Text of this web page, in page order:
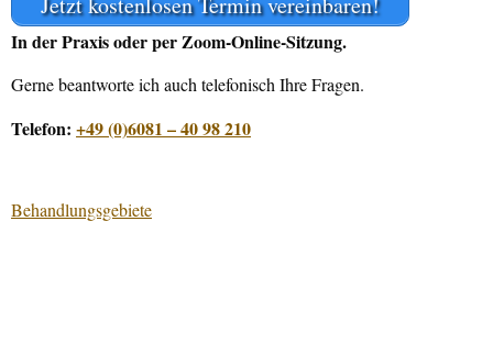
In der Praxis oder per Zoom-Online-Sitzung.
Gerne beantworte ich auch telefonisch Ihre Fragen.
Telefon: +49 (0)6081 – 40 98 210
Behandlungsgebiete